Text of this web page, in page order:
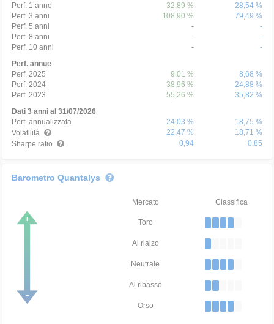
Perf. 1 anno
32,89 %
28,54 %
Perf. 3 anni
108,90 %
79,49 %
Perf. 5 anni
-
-
Perf. 8 anni
-
-
Perf. 10 anni
-
-
Perf. annue
Perf. 2025
9,01 %
8,68 %
Perf. 2024
38,96 %
24,88 %
Perf. 2023
55,26 %
35,82 %
Dati 3 anni al 31/07/2026
Perf. annualizzata
24,03 %
18,75 %
Volatilità
22,47 %
18,71 %
Sharpe ratio
0,94 0,85
Barometro Quantalys
Mercato Classifica
Toro
Al rialzo
Neutrale
Al ribasso
Orso